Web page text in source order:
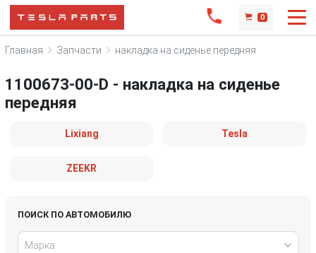
0
Главная Запчасти накладка на сиденье передняя
1100673-00-D - накладка на сиденье
передняя
Lixiang Tesla
ZEEKR
ПОИСК ПО АВТОМОБИЛЮ
Марка